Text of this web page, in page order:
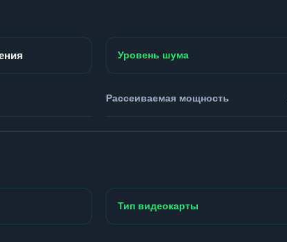
Уровень шума
Рассеиваемая мощность
Тип видеокарты